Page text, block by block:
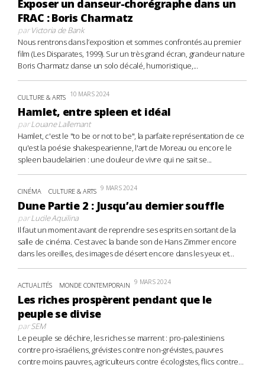
Exposer un danseur-chorégraphe dans un
FRAC : Boris Charmatz
parVictoria de Bank
Nous rentrons dans l’exposition et sommes confrontés au premier
film (Les Disparates, 1999). Sur un très grand écran, grandeur nature
Boris Charmatz danse un solo décalé, humoristique,...
CULTURE & ARTS 10 MARS 2024
Hamlet, entre spleen et idéal
parLouane Lallemant
Hamlet, c'est le "to be or not to be", la parfaite représentation de ce
qu'est la poésie shakespearienne, l'art de Moreau ou encore le
spleen baudelairien : une douleur de vivre qui ne sait se...
CINÉMA CULTURE & ARTS 9 MARS 2024
Dune Partie 2 : Jusqu’au dernier souffle
parLucile Aquilina
Il faut un moment avant de reprendre ses esprits en sortant de la
salle de cinéma. C’est avec la bande son de Hans Zimmer encore
dans les oreilles, des images de désert encore dans les yeux et...
ACTUALITÉS MONDE CONTEMPORAIN 9 MARS 2024
Les riches prospèrent pendant que le
peuple se divise
parSEM
Le peuple se déchire, les riches se marrent : pro-palestiniens
contre pro-israéliens, grévistes contre non-grévistes, pauvres
contre moins pauvres, agriculteurs contre écologistes, flics contre...